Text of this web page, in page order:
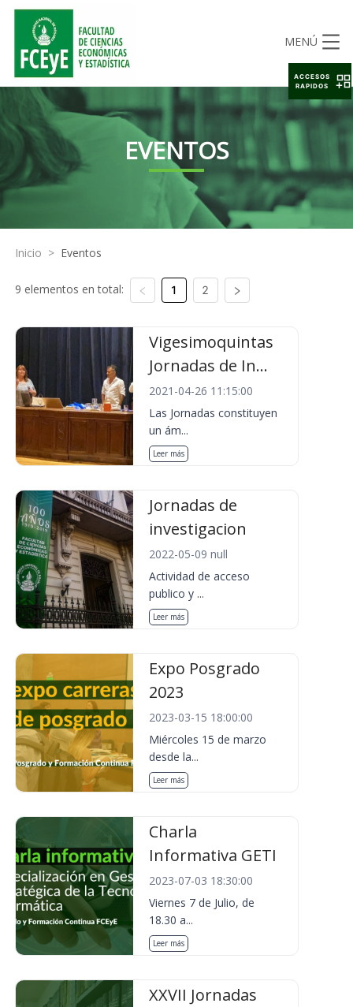
MENÚ
EVENTOS
Inicio > Eventos
9 elementos en total: 1 2
Vigesimoquintas
Jornadas de In...
2021-04-26 11:15:00
Las Jornadas constituyen
un ám...
Leer más
Jornadas de
investigacion
2022-05-09 null
Actividad de acceso
publico y ...
Leer más
Expo Posgrado
2023
2023-03-15 18:00:00
Miércoles 15 de marzo
desde la...
Leer más
Charla
Informativa GETI
2023-07-03 18:30:00
Viernes 7 de Julio, de
18.30 a...
Leer más
XXVII Jornadas
ACCESOS
RAPIDOS